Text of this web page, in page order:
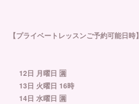
【プライベートレッスンご予約可能日時】
12日 月曜日 🈵
13日 火曜日 16時
14日 水曜日 🈵